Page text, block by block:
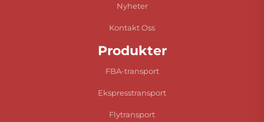
Nyheter
Kontakt Oss
Produkter
FBA-transport
Ekspresstransport
Flytransport